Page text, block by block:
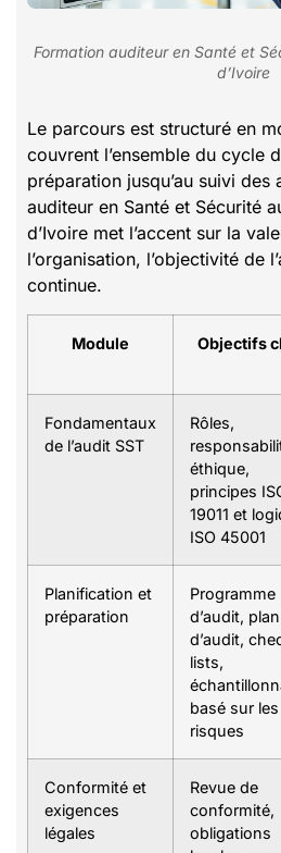
Formation auditeur en Santé et
d’Ivoire
Le parcours est structuré en
couvrent l’ensemble du cycle
préparation jusqu’au suivi des
auditeur en Santé et Sécurité
d’Ivoire met l’accent sur la
l’organisation, l’objectivité de
continue.
Module Objectifs
Fondamentaux
de l’audit SST
Rôles,
éthique,
principes
19011 et
ISO 45001
Planification et
préparation
Programme
d’audit, plan
d’audit,
lists,
basé sur les
risques
Conformité et
exigences
légales
Revue de
conformité,
obligations